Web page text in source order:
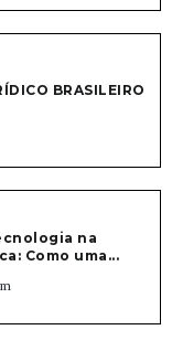
BRASILEIRO
na
Como uma...